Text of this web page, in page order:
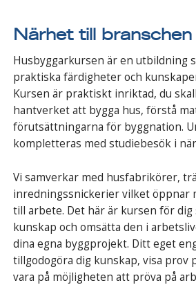
Närhet till branschen
Husbyggarkursen är en utbildning
praktiska färdigheter och
Kursen är praktiskt inriktad, du
hantverket att bygga hus, förstå
förutsättningarna för byggnation.
kompletteras med studiebesök i
Vi samverkar med husfabrikörer,
inredningssnickerier vilket öppnar
till arbete. Det här är kursen för dig
kunskap och omsätta den i
dina egna byggprojekt. Ditt eget
tillgodogöra dig kunskap, visa prov
vara på möjligheten att pröva på